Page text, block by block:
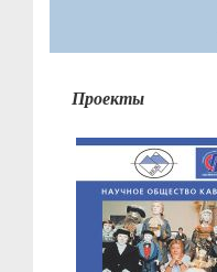
Проекты